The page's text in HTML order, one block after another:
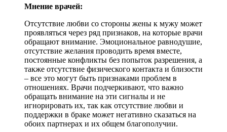
Мнение врачей:
Отсутствие любви со стороны жены к мужу может
проявляться через ряд признаков, на которые врачи
обращают внимание. Эмоциональное равнодушие,
отсутствие желания проводить время вместе,
постоянные конфликты без попыток разрешения, а
также отсутствие физического контакта и близости
– все это могут быть признаками проблем в
отношениях. Врачи подчеркивают, что важно
обращать внимание на эти сигналы и не
игнорировать их, так как отсутствие любви и
поддержки в браке может негативно сказаться на
обоих партнерах и их общем благополучии.